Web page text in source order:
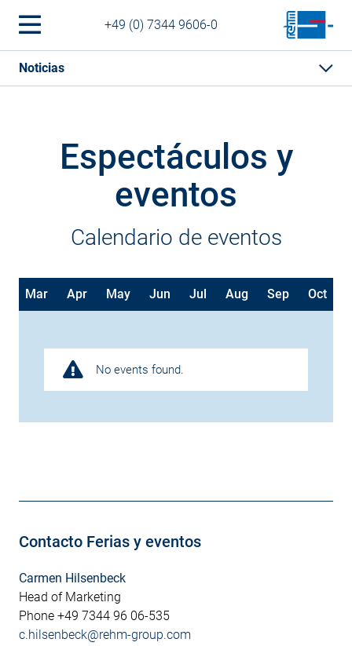
+49 (0) 7344 9606-0
Noticias
Espectáculos y
eventos
Calendario de eventos
Mar Apr May Jun Jul Aug Sep Oct
No events found.
Contacto Ferias y eventos
Carmen Hilsenbeck
Head of Marketing
Phone +49 7344 96 06-535
c.hilsenbeck@rehm-group.com